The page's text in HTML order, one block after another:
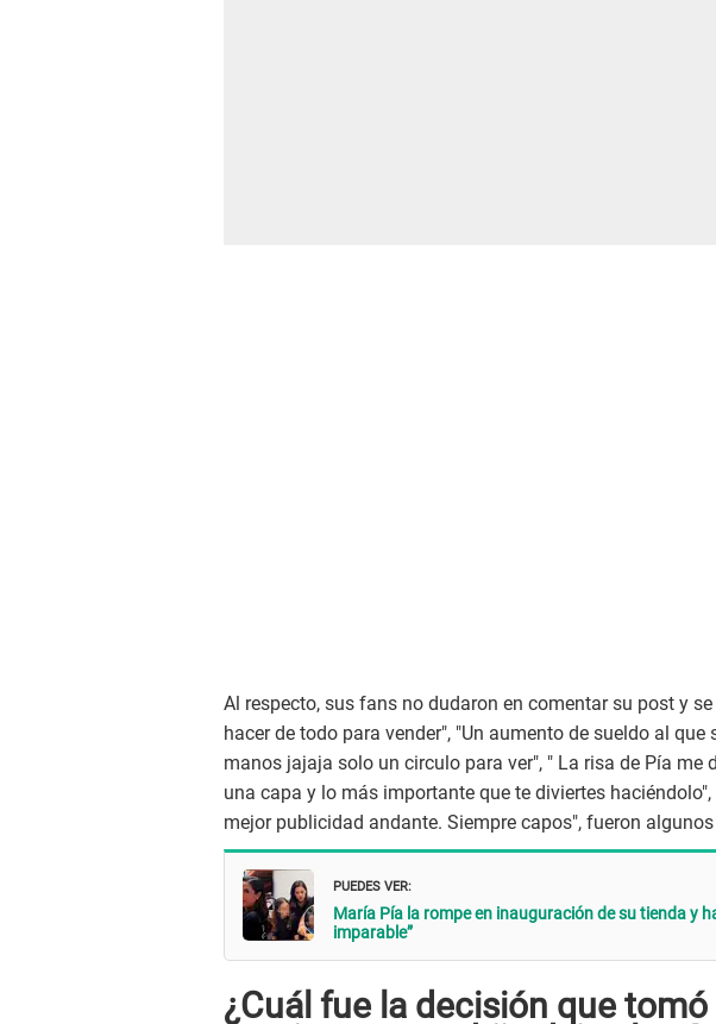
Al respecto, sus fans no dudaron en comentar su post y
hacer de todo para vender", "Un aumento de sueldo al
manos jajaja solo un circulo para ver", " La risa de Pía me
una capa y lo más importante que te diviertes haciéndolo",
mejor publicidad andante. Siempre capos", fueron
PUEDES VER:
María Pía la rompe en inauguración de su tienda y
imparable”
¿Cuál fue la decisión que